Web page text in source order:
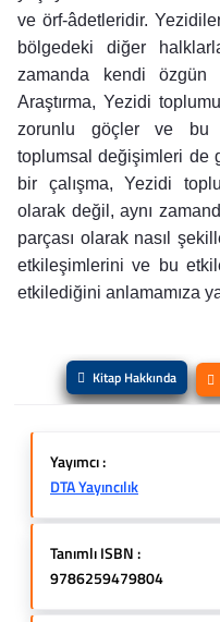
ve örf-âdetleridir.
bölgedeki diğer
zamanda kendi özgün
Araştırma, Yezidi
zorunlu göçler ve bu
toplumsal değişimleri de
bir çalışma, Yezidi
olarak değil, aynı
parçası olarak nasıl
etkileşimlerini ve bu
etkilediğini anlamamıza
Kitap Hakkında
Yayımcı :
DTA Yayıncılık
Tanımlı ISBN :
9786259479804